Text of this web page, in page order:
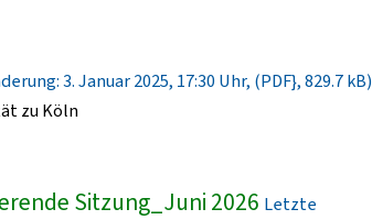
3. Januar 2025, 17:30 Uhr, (PDF}, 829.7 kB)
zu Köln
Sitzung_Juni 2026 Letzte